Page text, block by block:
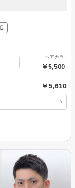
ヘアカラー
￥5,500～
￥5,610